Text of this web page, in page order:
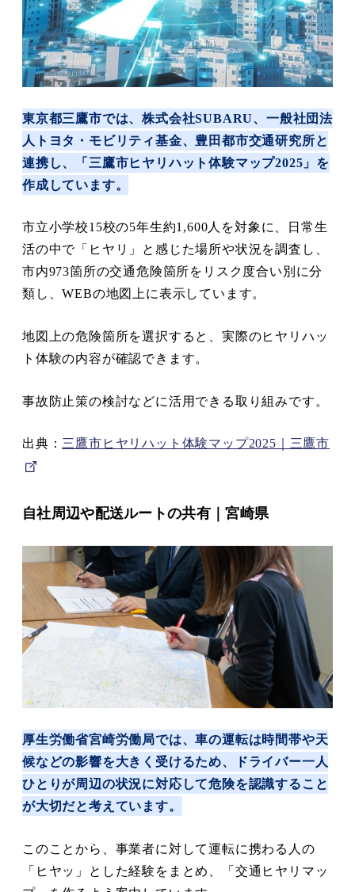
東京都三鷹市では、株式会社SUBARU、一般社団法
人トヨタ・モビリティ基金、豊田都市交通研究所と
連携し、「三鷹市ヒヤリハット体験マップ2025」を
作成しています。
市立小学校15校の5年生約1,600人を対象に、日常生
活の中で「ヒヤリ」と感じた場所や状況を調査し、
市内973箇所の交通危険箇所をリスク度合い別に分
類し、WEBの地図上に表示しています。
地図上の危険箇所を選択すると、実際のヒヤリハッ
ト体験の内容が確認できます。
事故防止策の検討などに活用できる取り組みです。
出典： 三鷹市ヒヤリハット体験マップ2025｜三鷹市
自社周辺や配送ルートの共有｜宮崎県
厚生労働省宮崎労働局では、車の運転は時間帯や天
候などの影響を大きく受けるため、ドライバー一人
ひとりが周辺の状況に対応して危険を認識すること
が大切だと考えています。
このことから、事業者に対して運転に携わる人の
「ヒヤッ」とした経験をまとめ、「交通ヒヤリマッ